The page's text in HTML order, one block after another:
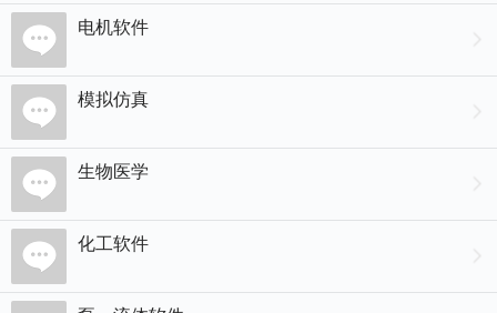
电机软件
模拟仿真
生物医学
化工软件